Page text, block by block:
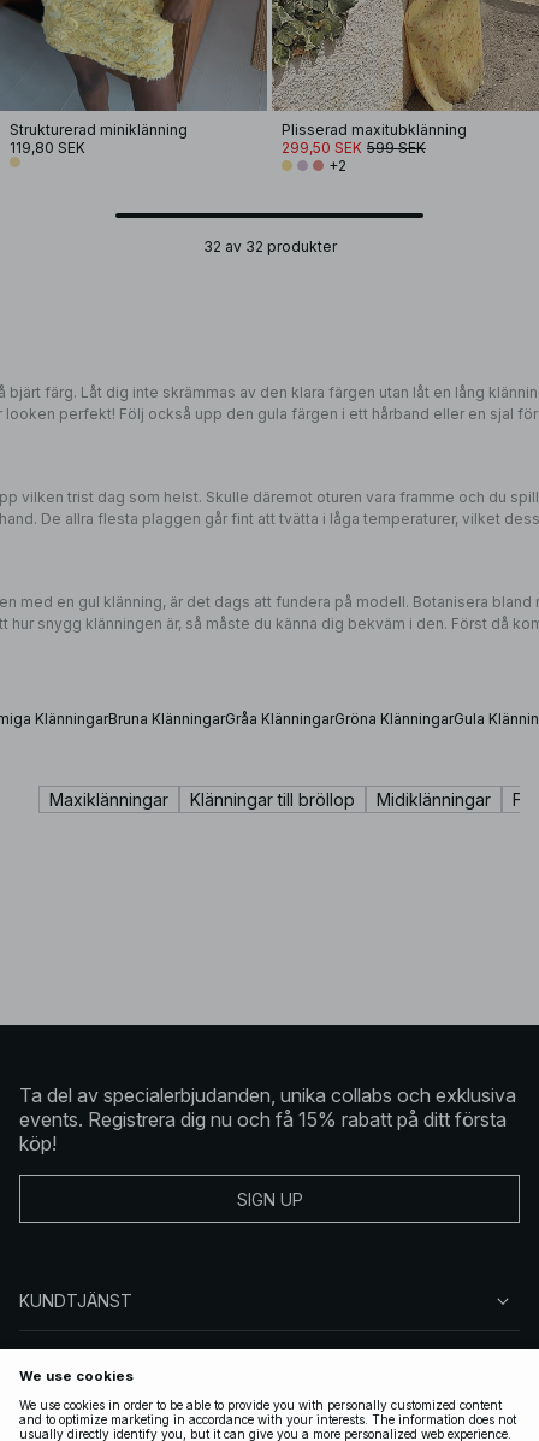
Strukturerad miniklänning
119,80 SEK
Plisserad maxitubklänning
299,50 SEK 599 SEK
+2
32 av 32 produkter
färg. Låt dig inte skrämmas av den klara färgen utan låt en lång
perfekt! Följ också upp den gula färgen i ett hårband eller en sjal
vilken trist dag som helst. Skulle däremot oturen vara framme och du
De allra flesta plaggen går fint att tvätta i låga temperaturer, vilket
med en gul klänning, är det dags att fundera på modell. Botanisera
hur snygg klänningen är, så måste du känna dig bekväm i den. Först då
KlänningarBruna KlänningarGråa KlänningarGröna KlänningarGula
Maxiklänningar Klänningar till bröllop Midiklänningar
Ta del av specialerbjudanden, unika collabs och exklusiva
events. Registrera dig nu och få 15% rabatt på ditt första
köp!
SIGN UP
KUNDTJÄNST
FÖLJ OSS